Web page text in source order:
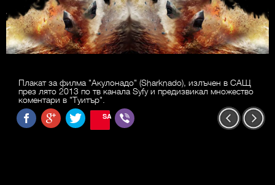
Плакат за филма "Акулонадо" (Sharknado), излъчен в САЩ
през лято 2013 по тв канала Syfy и предизвикал множество
коментари в "Туитър".
SAVE